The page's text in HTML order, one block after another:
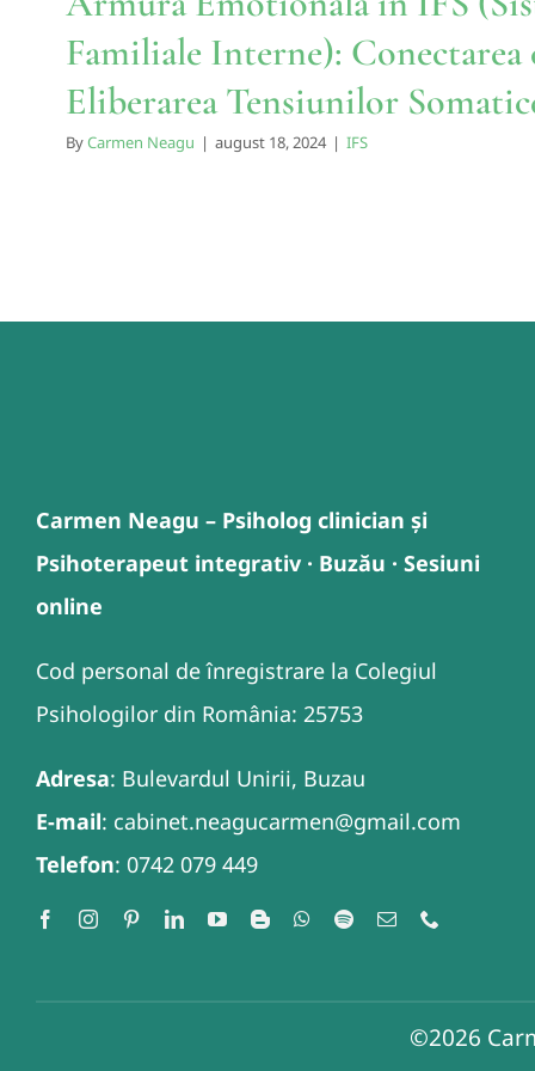
Familiale Interne): Conectarea
Eliberarea Tensiunilor
ByCarmen Neagu | august 18, 2024 | IFS
Carmen Neagu – Psiholog clinician și
Psihoterapeut integrativ · Buzău · Sesiuni
online
Cod personal de înregistrare la Colegiul
Psihologilor din România: 25753
Adresa: Bulevardul Unirii, Buzau
E-mail: cabinet.neagucarmen@gmail.com
Telefon: 0742 079 449
©2026